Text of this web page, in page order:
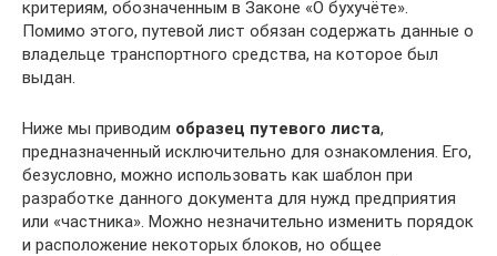
критериям, обозначенным в Законе «О бухучёте».
Помимо этого, путевой лист обязан содержать данные о
владельце транспортного средства, на которое был
выдан.
Ниже мы приводим образец путевого листа,
предназначенный исключительно для ознакомления. Его,
безусловно, можно использовать как шаблон при
разработке данного документа для нужд предприятия
или «частника». Можно незначительно изменить порядок
и расположение некоторых блоков, но общее